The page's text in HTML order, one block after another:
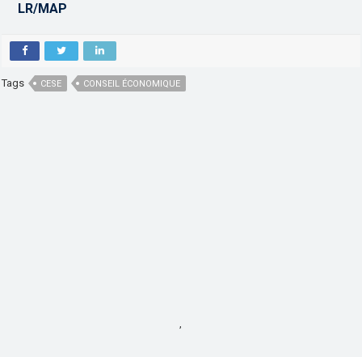
LR/MAP
Tags CESE CONSEIL ÉCONOMIQUE
,